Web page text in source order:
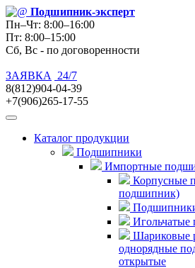
Подшипник-эксперт
Пн–Чт: 8:00–16:00
Пт: 8:00–15:00
Сб, Вс - по договоренности
ЗАЯВКА
24/7
8(812)904-04-39
+7(906)265-17-55
Каталог продукции
Подшипники
Импортные
Корпусные
подшипник)
Шариковые
однорядные
открытые